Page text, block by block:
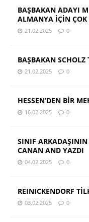
BAŞBAKAN ADAYI
ALMANYA İÇİN ÇOK
21.02.2025 0
BAŞBAKAN SCHOLZ
21.02.2025 0
HESSEN’DEN BİR
16.02.2025 0
SINIF
CANAN AND YAZDI
04.02.2025 0
REINICKENDORF
03.02.2025 0